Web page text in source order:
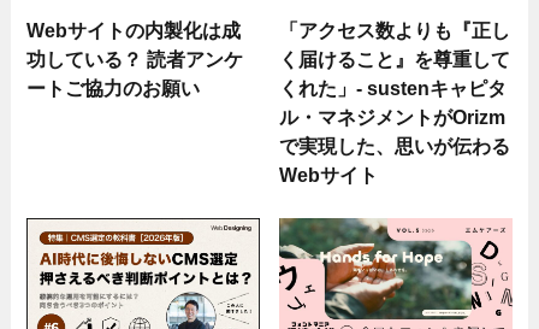
Webサイトの内製化は成
功している？ 読者アンケ
ートご協力のお願い
「アクセス数よりも『正し
く届けること』を尊重して
くれた」- sustenキャピタ
ル・マネジメントがOrizm
で実現した、思いが伝わる
Webサイト